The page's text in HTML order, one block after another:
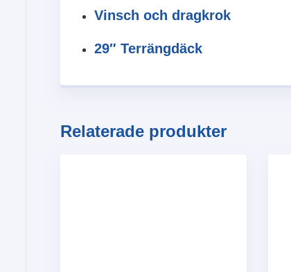
Vinsch och dragkrok
29″ Terrängdäck
Relaterade produkter